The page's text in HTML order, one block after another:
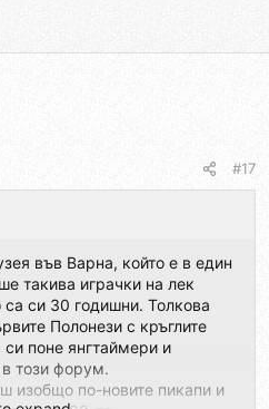
#17
във Варна, който е в един
такива играчки на лек
си 30 годишни. Толкова
Полонези с кръглите
поне янгтаймери и
този форум.
по-новите пикапи и